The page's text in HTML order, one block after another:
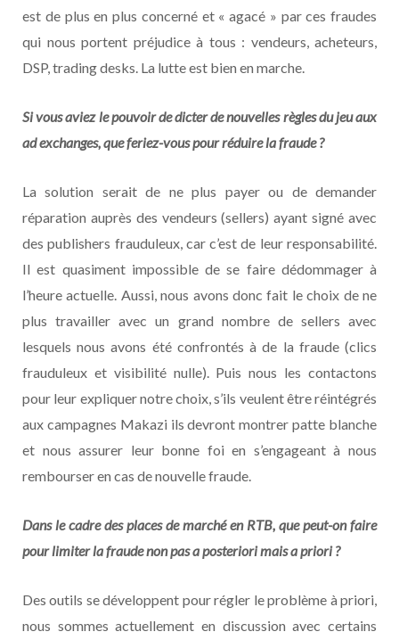
est de plus en plus concerné et « agacé » par ces fraudes
qui nous portent préjudice à tous : vendeurs, acheteurs,
DSP, trading desks. La lutte est bien en marche.
Si vous aviez le pouvoir de dicter de nouvelles règles du jeu aux
ad exchanges, que feriez-vous pour réduire la fraude ?
La solution serait de ne plus payer ou de demander
réparation auprès des vendeurs (sellers) ayant signé avec
des publishers frauduleux, car c’est de leur responsabilité.
Il est quasiment impossible de se faire dédommager à
l’heure actuelle. Aussi, nous avons donc fait le choix de ne
plus travailler avec un grand nombre de sellers avec
lesquels nous avons été confrontés à de la fraude (clics
frauduleux et visibilité nulle). Puis nous les contactons
pour leur expliquer notre choix, s’ils veulent être réintégrés
aux campagnes Makazi ils devront montrer patte blanche
et nous assurer leur bonne foi en s’engageant à nous
rembourser en cas de nouvelle fraude.
Dans le cadre des places de marché en RTB, que peut-on faire
pour limiter la fraude non pas a posteriori mais a priori ?
Des outils se développent pour régler le problème à priori,
nous sommes actuellement en discussion avec certains